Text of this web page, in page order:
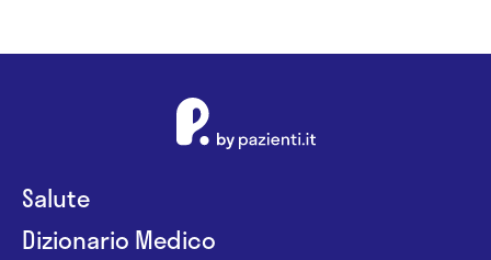
Salute
Dizionario Medico